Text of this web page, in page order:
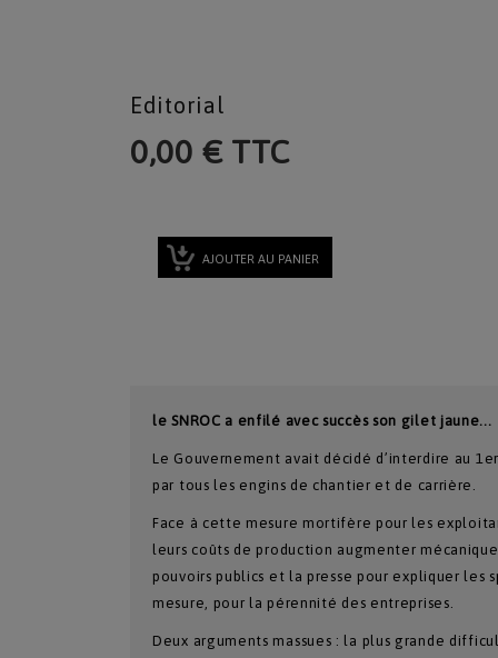
Editorial
0,00 € TTC
AJOUTER AU PANIER
le SNROC a enfilé avec succès son gilet jaune...
Le Gouvernement avait décidé d’interdire au
par tous les engins de chantier et de carrière.
Face à cette mesure mortifère pour les
leurs coûts de production augmenter
pouvoirs publics et la presse pour expliquer
mesure, pour la pérennité des entreprises.
Deux arguments massues : la plus grande